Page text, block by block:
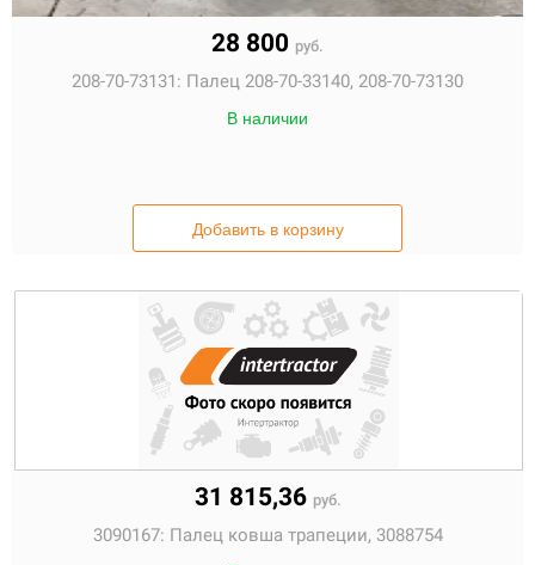
28 800 руб.
208-70-73131: Палец 208-70-33140, 208-70-73130
В наличии
Добавить в корзину
31 815,36 руб.
3090167: Палец ковша трапеции, 3088754